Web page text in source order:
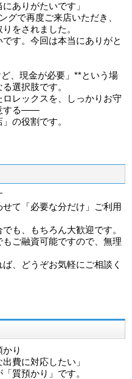
ありがたいです」
グで再度ご来店いただき、
をされました。
です。今回は本当にありがと
、現金が必要」**という場
選択肢です。
レックスを、しっかりお守
する――
の役割です。
て「必要な分だけ」ご利用
も、もちろん大歓迎です。
ご融資可能ですので、無理
、どうぞお気軽にご相談く
り
費に対応したい」
質預かり」です。